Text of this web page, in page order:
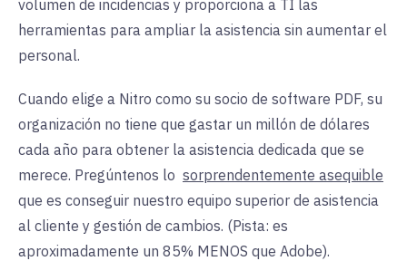
volumen de incidencias y proporciona a TI las
herramientas para ampliar la asistencia sin aumentar el
personal.
Cuando elige a Nitro como su socio de software PDF, su
organización no tiene que gastar un millón de dólares
cada año para obtener la asistencia dedicada que se
merece. Pregúntenos lo sorprendentemente asequible
que es conseguir nuestro equipo superior de asistencia
al cliente y gestión de cambios. (Pista: es
aproximadamente un 85% MENOS que Adobe).